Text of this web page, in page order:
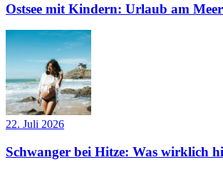
Ostsee mit Kindern: Urlaub am Meer
22. Juli 2026
Schwanger bei Hitze: Was wirklich